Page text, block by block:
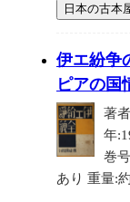
日本の古本
伊エ紛争
ピアの国
著
年
巻
あり 重量: